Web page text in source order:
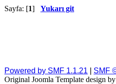
Sayfa: [1] Yukarı git
Powered by SMF 1.1.21
SMF
Original Joomla Template design by